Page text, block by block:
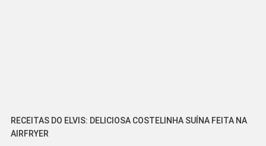
RECEITAS DO ELVIS: DELICIOSA COSTELINHA SUÍNA FEITA NA
AIRFRYER